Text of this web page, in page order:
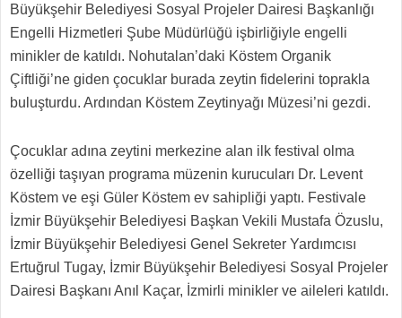
Büyükşehir Belediyesi Sosyal Projeler Dairesi Başkanlığı
Engelli Hizmetleri Şube Müdürlüğü işbirliğiyle engelli
minikler de katıldı. Nohutalan’daki Köstem Organik
Çiftliği’ne giden çocuklar burada zeytin fidelerini toprakla
buluşturdu. Ardından Köstem Zeytinyağı Müzesi’ni gezdi.
Çocuklar adına zeytini merkezine alan ilk festival olma
özelliği taşıyan programa müzenin kurucuları Dr. Levent
Köstem ve eşi Güler Köstem ev sahipliği yaptı. Festivale
İzmir Büyükşehir Belediyesi Başkan Vekili Mustafa Özuslu,
İzmir Büyükşehir Belediyesi Genel Sekreter Yardımcısı
Ertuğrul Tugay, İzmir Büyükşehir Belediyesi Sosyal Projeler
Dairesi Başkanı Anıl Kaçar, İzmirli minikler ve aileleri katıldı.